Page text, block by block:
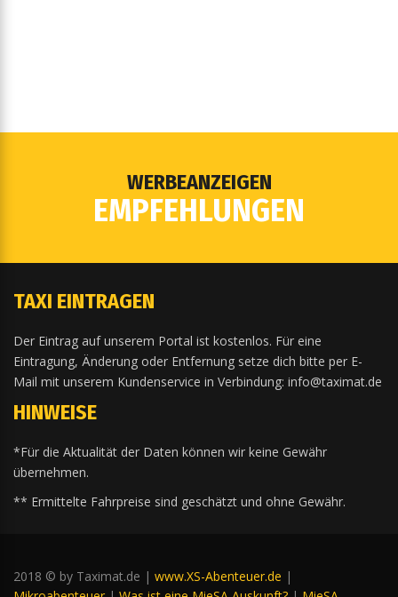
WERBEANZEIGEN
EMPFEHLUNGEN
TAXI EINTRAGEN
Der Eintrag auf unserem Portal ist kostenlos. Für eine
Eintragung, Änderung oder Entfernung setze dich bitte per E-
Mail mit unserem Kundenservice in Verbindung: info@taximat.de
HINWEISE
*Für die Aktualität der Daten können wir keine Gewähr
übernehmen.
** Ermittelte Fahrpreise sind geschätzt und ohne Gewähr.
2018 © by Taximat.de | www.XS-Abenteuer.de |